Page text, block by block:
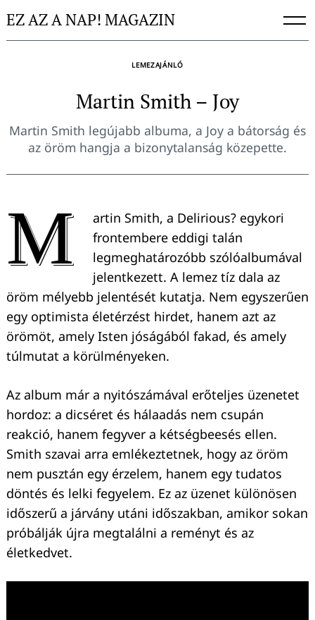
toEZ AZ A NAP! MAGAZIN
LEMEZAJÁNLÓ
Martin Smith – Joy
Martin Smith legújabb albuma, a Joy a bátorság és
az öröm hangja a bizonytalanság közepette.
M
artin Smith, a Delirious? egykori
frontembere eddigi talán
legmeghatározóbb szólóalbumával
jelentkezett. A lemez tíz dala az
öröm mélyebb jelentését kutatja. Nem egyszerűen
egy optimista életérzést hirdet, hanem azt az
örömöt, amely Isten jóságából fakad, és amely
túlmutat a körülményeken.
Az album már a nyitószámával erőteljes üzenetet
hordoz: a dicséret és hálaadás nem csupán
reakció, hanem fegyver a kétségbeesés ellen.
Smith szavai arra emlékeztetnek, hogy az öröm
nem pusztán egy érzelem, hanem egy tudatos
döntés és lelki fegyelem. Ez az üzenet különösen
időszerű a járvány utáni időszakban, amikor sokan
próbálják újra megtalálni a reményt és az
életkedvet.